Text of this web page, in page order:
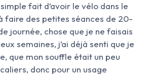
fait d’avoir le vélo dans le
faire des petites séances de 20-
journée, chose que je ne faisais
semaines, j’ai déjà senti que je
que mon souffle était un peu
donc pour un usage